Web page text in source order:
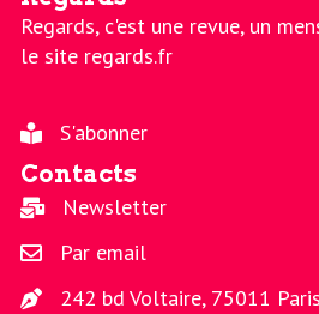
Regards, c'est une revue, un
le site regards.fr
S'abonner
Contacts
Newsletter
Par email
242 bd Voltaire, 75011 Paris